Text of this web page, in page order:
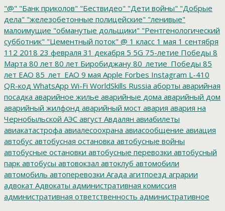
"@" "Банк приколов" "Бествидео" "Дети войны" "Добрые
дела" "железобетонные полицейские" "ленивые"
малоимущие "обманутые дольщики" "Рентгенологический
субботник" "Цементный поток" @ 1 класс 1 мая 1 сентября
112 2018 23 февраля 31 декабря 5 5G 75-летие Победы 8
Марта 80 лет 80 лет Биробиджану 80_летие_Победы 85
лет ЕАО 85_лет_ЕАО 9 мая Apple Forbes Instagram L-410
QR-код WhatsApp Wi-Fi WorldSkills Russia аборты аварийная
посадка аварийное жилье аварийные дома аварийный дом
аварийный жилфонд аварийный мост авария авария на
Чернобыльской АЭС август Авдалян авиабилеты
авиакатастрофа авиалесоохрана авиасообщение авиация
автобус автобусная остановка автобусные войны
автобусные остановки автобусные перевозки автобусный
парк автобусы автовокзал автоклуб автомобили
автомобиль автоперевозки Агада агитпоезд аграрии
адвокат Адвокаты административная комиссия
административная ответственность административное